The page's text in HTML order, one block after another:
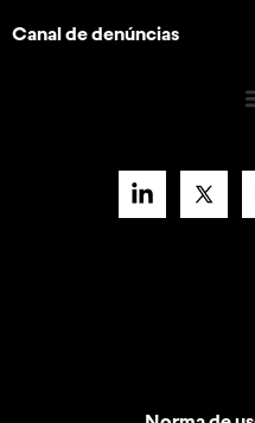
Canal de denúncias